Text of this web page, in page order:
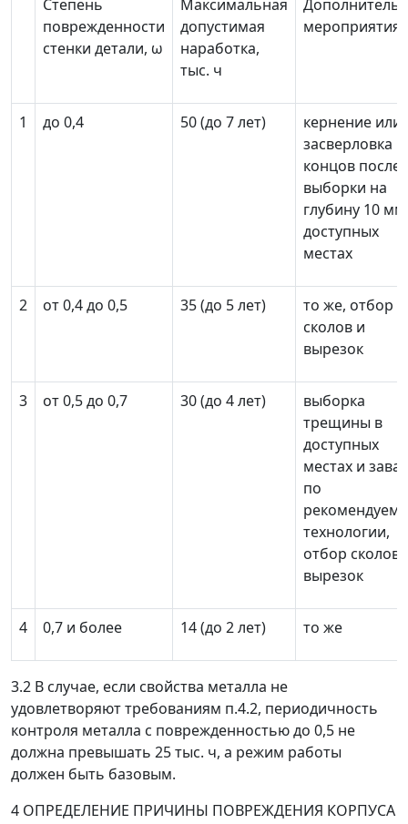
Степень
поврежденности
стенки детали, ω
Максимальная
допустимая
наработка,
тыс. ч
мероприятия
1 до 0,4 50 (до 7 лет)
кернение или
засверловка
концов после
выборки на
глубину 10 мм
доступных
местах
2 от 0,4 до 0,5 35 (до 5 лет)
то же, отбор
сколов и
вырезок
3 от 0,5 до 0,7 30 (до 4 лет)
выборка
трещины в
доступных
местах и
по
технологии,
отбор сколов
вырезок
4 0,7 и более 14 (до 2 лет) то же
3.2 В случае, если свойства металла не
удовлетворяют требованиям п.4.2, периодичность
контроля металла с поврежденностью до 0,5 не
должна превышать 25 тыс. ч, а режим работы
должен быть базовым.
4 ОПРЕДЕЛЕНИЕ ПРИЧИНЫ ПОВРЕЖДЕНИЯ КОРПУСА